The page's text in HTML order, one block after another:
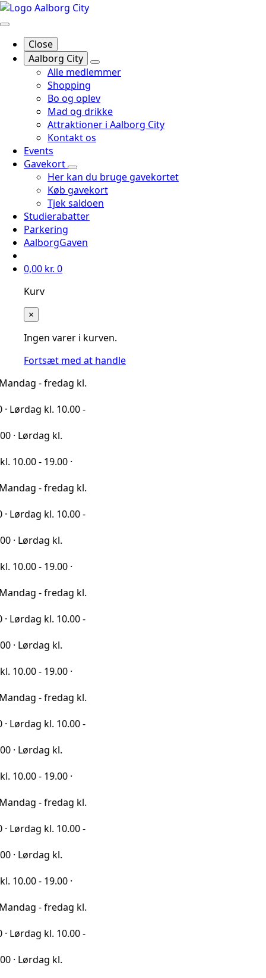
Close
Aalborg City
Alle medlemmer
Shopping
Bo og oplev
Mad og drikke
Attraktioner i Aalborg City
Kontakt os
Events
Gavekort
Her kan du bruge gavekortet
Køb gavekort
Tjek saldoen
Studierabatter
Parkering
AalborgGaven
0,00 kr. 0
Kurv
×
Ingen varer i kurven.
Fortsæt med at handle
- fredag kl.
kl. 10.00 -
kl.
19.00 ·
- fredag kl.
kl. 10.00 -
kl.
19.00 ·
- fredag kl.
kl. 10.00 -
kl.
19.00 ·
- fredag kl.
kl. 10.00 -
kl.
19.00 ·
- fredag kl.
kl. 10.00 -
kl.
19.00 ·
- fredag kl.
kl. 10.00 -
kl.